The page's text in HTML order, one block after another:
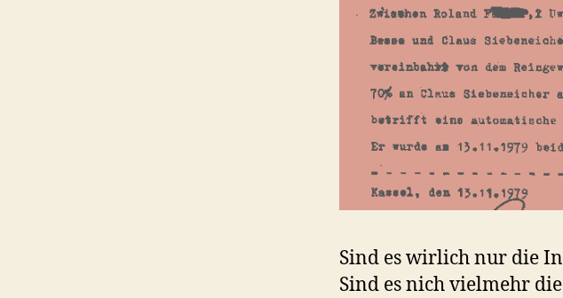
Sind es wirlich nur die
Sind es nich vielmehr